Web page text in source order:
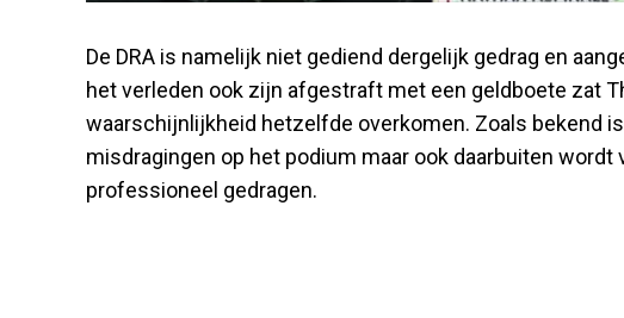
De DRA is namelijk niet gediend dergelijk gedrag en
het verleden ook zijn afgestraft met een geldboete zat
waarschijnlijkheid hetzelfde overkomen. Zoals bekend
misdragingen op het podium maar ook daarbuiten
professioneel gedragen.